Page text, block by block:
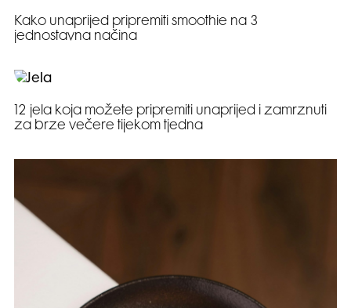
Kako unaprijed pripremiti smoothie na 3
jednostavna načina
12 jela koja možete pripremiti unaprijed i zamrznuti
za brze večere tijekom tjedna